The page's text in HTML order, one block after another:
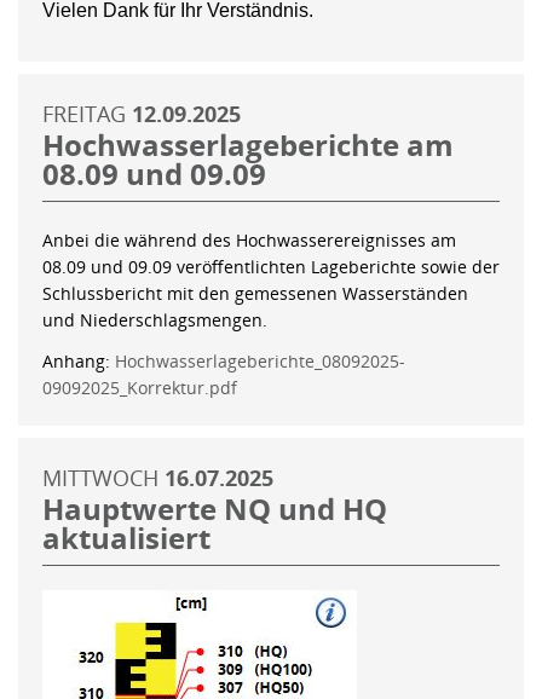
Vielen Dank für Ihr Verständnis.
FREITAG 12.09.2025
Hochwasserlageberichte am
08.09 und 09.09
Anbei die während des Hochwasserereignisses am
08.09 und 09.09 veröffentlichten Lageberichte sowie der
Schlussbericht mit den gemessenen Wasserständen
und Niederschlagsmengen.
Anhang: Hochwasserlageberichte_08092025-
09092025_Korrektur.pdf
MITTWOCH 16.07.2025
Hauptwerte NQ und HQ
aktualisiert